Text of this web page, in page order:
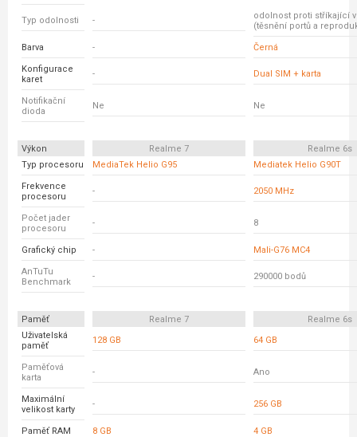
Typ odolnosti -
odolnost proti stříkající
(těsnění portů a
Barva - Černá
Konfigurace
karet
- Dual SIM + karta
Notifikační
dioda
Ne Ne
Výkon Realme 7
Realme 6s
Typ procesoru
MediaTek Helio G95 Mediatek Helio G90T
Frekvence
procesoru
- 2050 MHz
Počet jader
procesoru
- 8
Grafický chip - Mali-G76 MC4
AnTuTu
Benchmark
- 290000 bodů
Paměť Realme 7
Realme 6s
Uživatelská
paměť
128 GB 64 GB
Paměťová
karta
- Ano
Maximální
velikost karty
- 256 GB
Paměť RAM 8 GB 4 GB